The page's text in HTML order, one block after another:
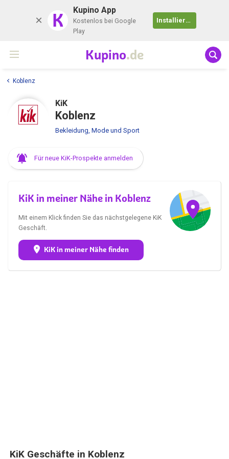
K Kupino App
Kostenlos bei Google
Play
Installieren
Kupino.de
Koblenz
KiK
Koblenz
Bekleidung, Mode und Sport
Für neue KiK-Prospekte anmelden
KiK in meiner Nähe in Koblenz
Mit einem Klick finden Sie das nächstgelegene KiK
Geschäft.
KiK in meiner Nähe finden
KiK Geschäfte in Koblenz